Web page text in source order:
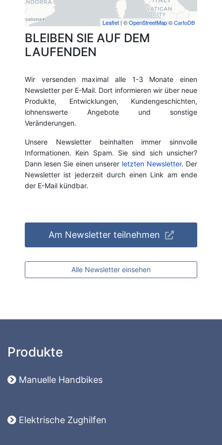
Leaflet | ©OpenStreetMap©CartoDB
BLEIBEN SIE AUF DEM
LAUFENDEN
Wir versenden maximal alle 1-3 Monate einen
Newsletter per E-Mail. Dort informieren wir über neue
Produkte, Entwicklungen, Kundengeschichten,
lohnenswerte Angebote und sonstige
Veränderungen.
Unsere Newsletter beinhalten immer sinnvolle
Informationen. Kein Spam. Sie sind sich unsicher?
Dann lesen Sie einen unserer letzten Newsletter. Der
Newsletter ist jederzeit durch einen Link am ende
der E-Mail kündbar.
Am Newsletter teilnehmen
Alle Newsletter einsehen
Produkte
Manuelle Handbikes
Elektrische Zughilfen